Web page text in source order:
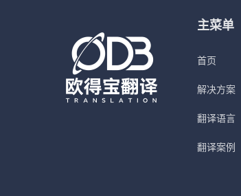
主菜单
首页
解决方案
翻译语言
翻译案例